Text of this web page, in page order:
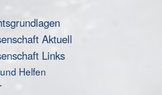
Aktuell
Links
Helfen